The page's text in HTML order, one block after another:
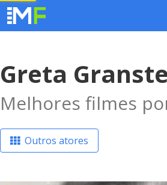
Greta
Melhores filmes
Outros atores